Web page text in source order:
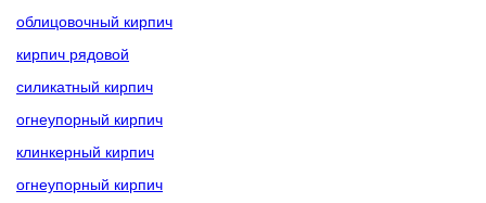
облицовочный кирпич
кирпич рядовой
силикатный кирпич
огнеупорный кирпич
клинкерный кирпич
огнеупорный кирпич